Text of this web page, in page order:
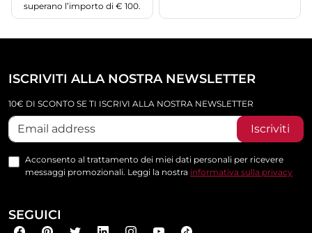
superano l’importo di € 100.
ISCRIVITI ALLA NOSTRA NEWSLETTER
10€ DI SCONTO SE TI ISCRIVI ALLA NOSTRA NEWSLETTER
Iscriviti
Acconsento al trattamento dei miei dati personali per ricevere
messaggi promozionali. Leggi la nostra informativa sulla privacy
SEGUICI